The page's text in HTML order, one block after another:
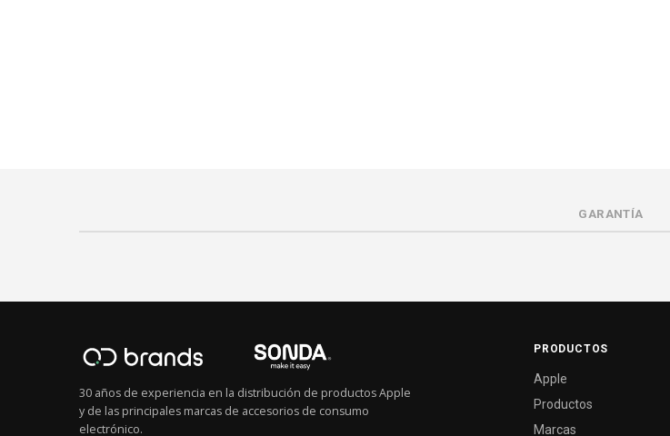
GARANTÍA
30 años de experiencia en la distribución de productos Apple
y de las principales marcas de accesorios de consumo
electrónico.
PRODUCTOS
Apple
Productos
Marcas